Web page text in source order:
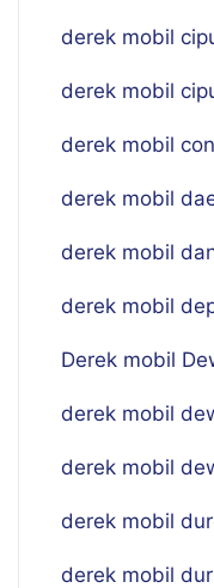
derek mobil
derek mobil
derek mobil
derek mobil
derek mobil
derek mobil
Derek mobil
derek mobil
derek mobil
derek mobil
derek mobil